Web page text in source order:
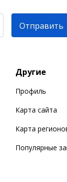
Отправить
Другие
Профиль
Карта сайта
Карта
Популярные